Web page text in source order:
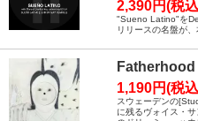
2,390円(税
"Sueno Latino"を
リリースの名盤が
1,190円(税
スウェーデンの
に残るヴォイス・